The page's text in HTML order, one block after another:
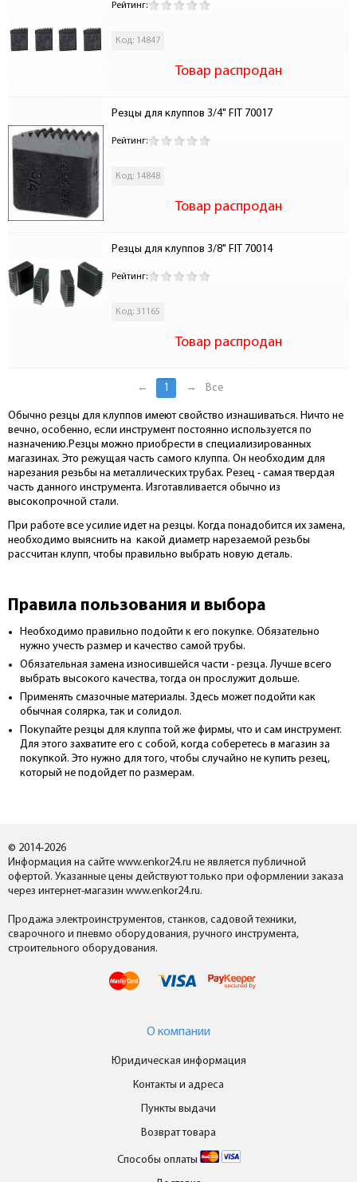
Рейтинг:
Код: 14847
Товар распродан
Резцы для клуппов 3/4" FIT 70017
Рейтинг:
Код: 14848
Товар распродан
Резцы для клуппов 3/8" FIT 70014
Рейтинг:
Код: 31165
Товар распродан
← 1 → Все
Обычно резцы для клуппов имеют свойство изнашиваться. Ничто не
вечно, особенно, если инструмент постоянно используется по
назначению.Резцы можно приобрести в специализированных
магазинах. Это режущая часть самого клуппа. Он необходим для
нарезания резьбы на металлических трубах. Резец - самая твердая
часть данного инструмента. Изготавливается обычно из
высокопрочной стали.
При работе все усилие идет на резцы. Когда понадобится их замена,
необходимо выяснить на какой диаметр нарезаемой резьбы
рассчитан клупп, чтобы правильно выбрать новую деталь.
Правила пользования и выбора
Необходимо правильно подойти к его покупке. Обязательно
нужно учесть размер и качество самой трубы.
Обязательная замена износившейся части - резца. Лучше всего
выбрать высокого качества, тогда он прослужит дольше.
Применять смазочные материалы. Здесь может подойти как
обычная солярка, так и солидол.
Покупайте резцы для клуппа той же фирмы, что и сам инструмент.
Для этого захватите его с собой, когда соберетесь в магазин за
покупкой. Это нужно для того, чтобы случайно не купить резец,
который не подойдет по размерам.
© 2014-2026
Информация на сайте www.enkor24.ru не является публичной
офертой. Указанные цены действуют только при оформлении заказа
через интернет-магазин www.enkor24.ru.
Продажа электроинструментов, станков, садовой техники,
сварочного и пневмо оборудования, ручного инструмента,
строительного оборудования.
О компании
Юридическая информация
Контакты и адреса
Пункты выдачи
Возврат товара
Способы оплаты